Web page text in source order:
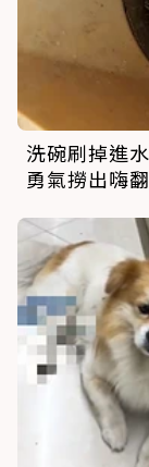
洗碗刷掉進
勇氣撈出嗨